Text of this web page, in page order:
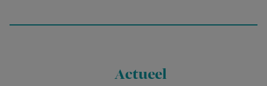
Actueel